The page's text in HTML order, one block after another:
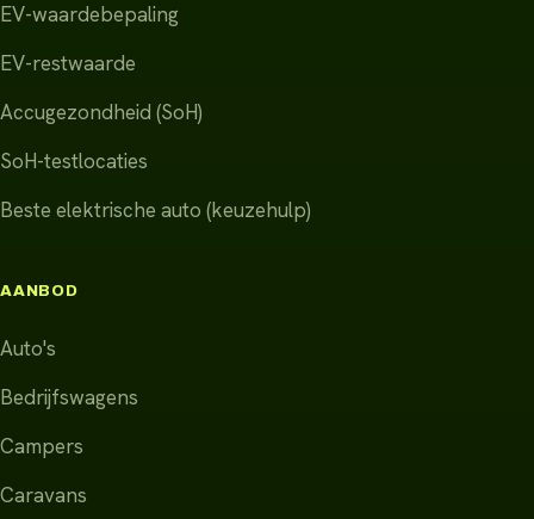
EV-waardebepaling
EV-restwaarde
Accugezondheid (SoH)
SoH-testlocaties
Beste elektrische auto (keuzehulp)
AANBOD
Auto's
Bedrijfswagens
Campers
Caravans